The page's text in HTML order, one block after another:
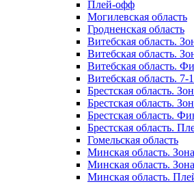
Плей-офф
Могилевская область
Гродненская область
Витебская область.
Витебская область.
Витебская область.
Витебская область. 7-
Брестская область.
Брестская область.
Брестская область.
Брестская область.
Гомельская область
Минская область.
Минская область.
Минская область.